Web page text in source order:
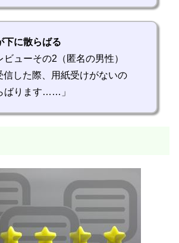
下に散らばる
ューその2（匿名の男性）
信した際、用紙受けがないの
ばります……」